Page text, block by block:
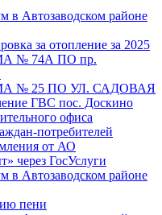
Автозаводском районе
за отопление за 2025
№ 74А ПО пр.
№ 25 ПО УЛ. САДОВАЯ
ГВС пос. Доскино
офиса
потребителей
от АО
через ГосУслуги
Автозаводском районе
пени